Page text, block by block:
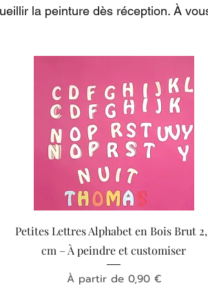
la peinture dès réception. À
Aperçu rapide
Petites Lettres Alphabet en Bois Brut
cm – À peindre et customiser
À partir de 0,90 €
Prix promotionnel